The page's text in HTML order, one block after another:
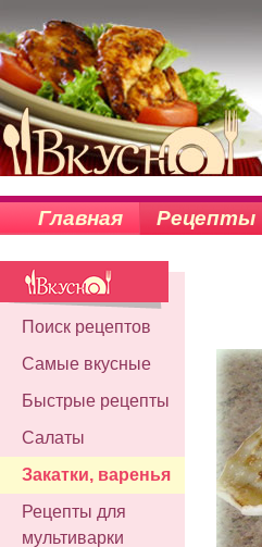
Главная Рецепты
Поиск рецептов
Самые вкусные
Быстрые рецепты
Салаты
Закатки, варенья
Рецепты для
мультиварки